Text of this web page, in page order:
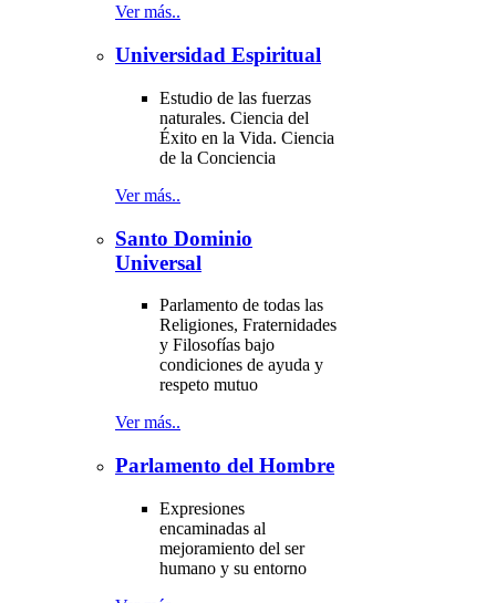
Ver más..
Universidad Espiritual
Estudio de las fuerzas
naturales. Ciencia del
Éxito en la Vida. Ciencia
de la Conciencia
Ver más..
Santo Dominio
Universal
Parlamento de todas las
Religiones, Fraternidades
y Filosofías bajo
condiciones de ayuda y
respeto mutuo
Ver más..
Parlamento del Hombre
Expresiones
encaminadas al
mejoramiento del ser
humano y su entorno